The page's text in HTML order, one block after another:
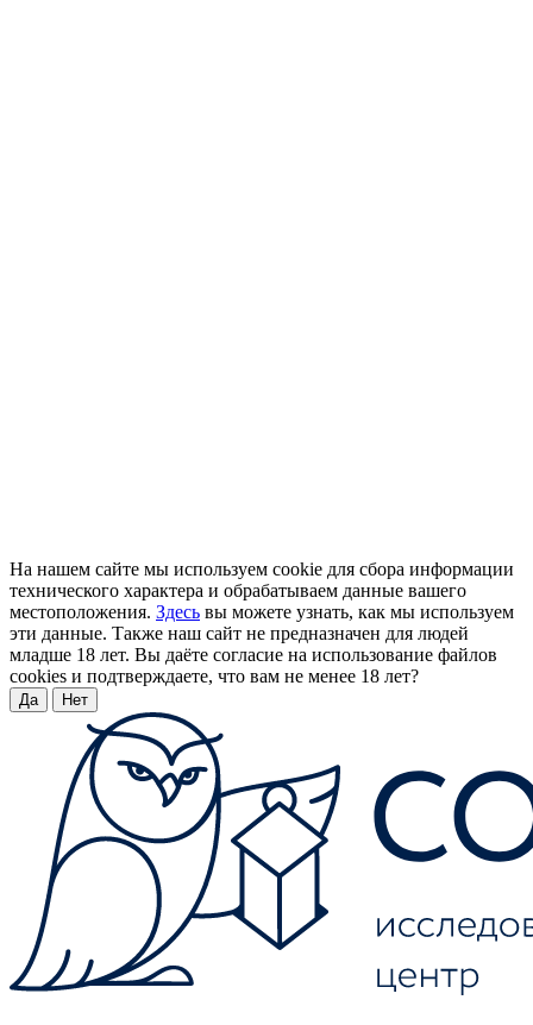
На нашем сайте мы используем cookie для сбора информации
технического характера и обрабатываем данные вашего
местоположения. Здесь вы можете узнать, как мы используем
эти данные. Также наш сайт не предназначен для людей
младше 18 лет. Вы даёте согласие на использование файлов
cookies и подтверждаете, что вам не менее 18 лет?
Да Нет